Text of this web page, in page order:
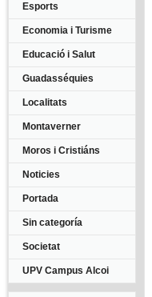
Esports
Economia i Turisme
Educació i Salut
Guadasséquies
Localitats
Montaverner
Moros i Cristiáns
Noticies
Portada
Sin categoría
Societat
UPV Campus Alcoi